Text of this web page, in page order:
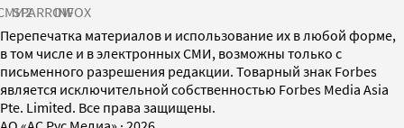
SPARROWINFOX
Перепечатка материалов и использование их в любой форме,
в том числе и в электронных СМИ, возможны только с
письменного разрешения редакции. Товарный знак Forbes
является исключительной собственностью Forbes Media Asia
Pte. Limited. Все права защищены.